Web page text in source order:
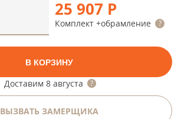
25 907 Р
Комплект +обрамление
В КОРЗИНУ
Доставим 8 августа
ВЫЗВАТЬ ЗАМЕРЩИКА